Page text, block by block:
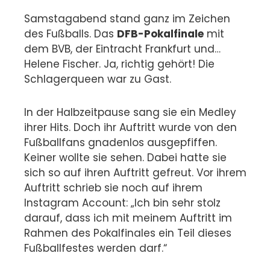
Samstagabend stand ganz im Zeichen
des Fußballs. Das DFB-Pokalfinale mit
dem BVB, der Eintracht Frankfurt und…
Helene Fischer. Ja, richtig gehört! Die
Schlagerqueen war zu Gast.
In der Halbzeitpause sang sie ein Medley
ihrer Hits. Doch ihr Auftritt wurde von den
Fußballfans gnadenlos ausgepfiffen.
Keiner wollte sie sehen. Dabei hatte sie
sich so auf ihren Auftritt gefreut. Vor ihrem
Auftritt schrieb sie noch auf ihrem
Instagram Account: „Ich bin sehr stolz
darauf, dass ich mit meinem Auftritt im
Rahmen des Pokalfinales ein Teil dieses
Fußballfestes werden darf.“